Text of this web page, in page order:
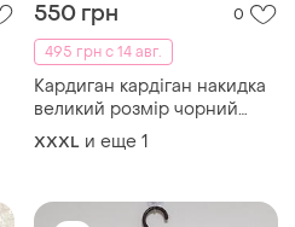
550 грн
0
495 грн с 14 авг.
Кардиган кардіган накидка
великий розмір чорний
квіти 4х
XXXL и еще 1